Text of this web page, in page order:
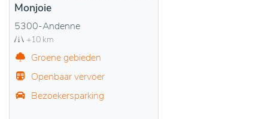
Monjoie
5300-Andenne
+10 km
Groene gebieden
Openbaar vervoer
Bezoekersparking